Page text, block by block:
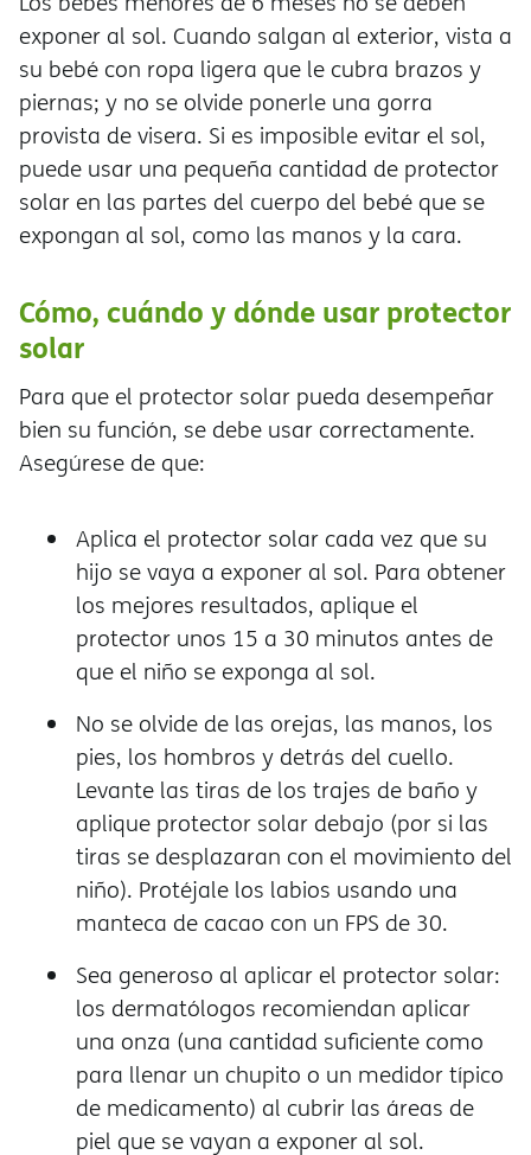
exponer al sol. Cuando salgan al exterior, vista a
su bebé con ropa ligera que le cubra brazos y
piernas; y no se olvide ponerle una gorra
provista de visera. Si es imposible evitar el sol,
puede usar una pequeña cantidad de protector
solar en las partes del cuerpo del bebé que se
expongan al sol, como las manos y la cara.
Cómo, cuándo y dónde usar protector
solar
Para que el protector solar pueda desempeñar
bien su función, se debe usar correctamente.
Asegúrese de que:
Aplica el protector solar cada vez que su
hijo se vaya a exponer al sol. Para obtener
los mejores resultados, aplique el
protector unos 15 a 30 minutos antes de
que el niño se exponga al sol.
No se olvide de las orejas, las manos, los
pies, los hombros y detrás del cuello.
Levante las tiras de los trajes de baño y
aplique protector solar debajo (por si las
tiras se desplazaran con el movimiento del
niño). Protéjale los labios usando una
manteca de cacao con un FPS de 30.
Sea generoso al aplicar el protector solar:
los dermatólogos recomiendan aplicar
una onza (una cantidad suficiente como
para llenar un chupito o un medidor típico
de medicamento) al cubrir las áreas de
piel que se vayan a exponer al sol.